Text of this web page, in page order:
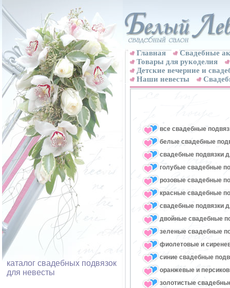
каталог свадебных подвязок
для невесты
Главная
Свадебные
Товары для рукоделия
Детские вечерние и
Наши невесты
все свадебные
белые свадебные
свадебные подвязки
голубые свадебные
розовые свадебные
красные свадебные
свадебные подвязки
двойные свадебные
зеленые свадебные
фиолетовые и
синие свадебные
оранжевые и
золотистые